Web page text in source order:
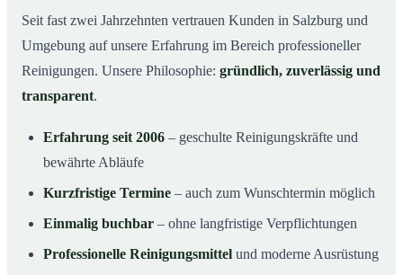
Seit fast zwei Jahrzehnten vertrauen Kunden in Salzburg und
Umgebung auf unsere Erfahrung im Bereich professioneller
Reinigungen. Unsere Philosophie: gründlich, zuverlässig und
transparent.
Erfahrung seit 2006 – geschulte Reinigungskräfte und
bewährte Abläufe
Kurzfristige Termine – auch zum Wunschtermin möglich
Einmalig buchbar – ohne langfristige Verpflichtungen
Professionelle Reinigungsmittel und moderne Ausrüstung